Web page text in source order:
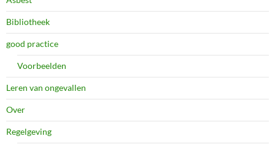
Bibliotheek
good practice
Voorbeelden
Leren van ongevallen
Over
Regelgeving